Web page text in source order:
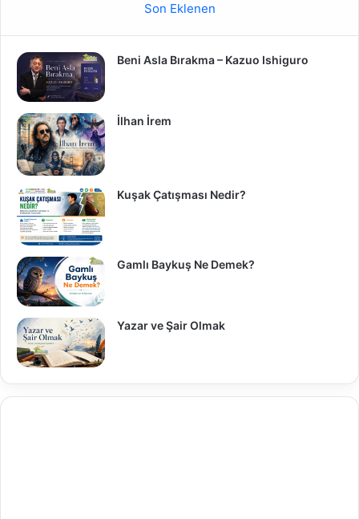
Son Eklenen
Beni Asla Bırakma – Kazuo Ishiguro
İlhan İrem
Kuşak Çatışması Nedir?
Gamlı Baykuş Ne Demek?
Yazar ve Şair Olmak